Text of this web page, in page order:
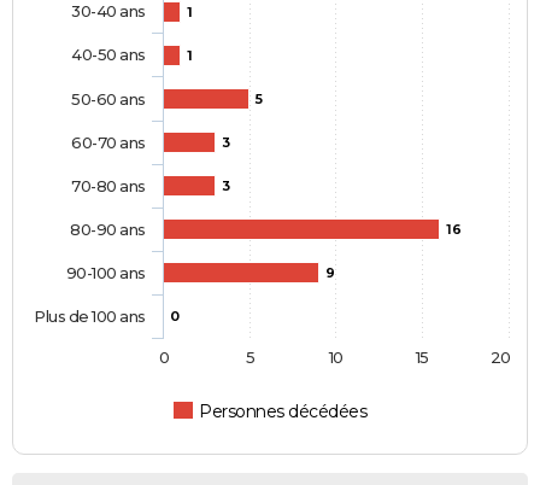
1
1
5
3
3
16
9
0
Personnes décédées
30-40 ans
40-50 ans
50-60 ans
60-70 ans
70-80 ans
80-90 ans
90-100 ans
Plus de 100 ans
0 5 10 15 20